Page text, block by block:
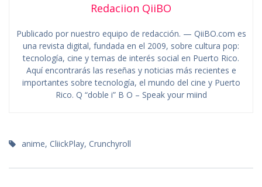
Redaciion QiiBO
Publicado por nuestro equipo de redacción. — QiiBO.com es
una revista digital, fundada en el 2009, sobre cultura pop:
tecnología, cine y temas de interés social en Puerto Rico.
Aquí encontrarás las reseñas y noticias más recientes e
importantes sobre tecnología, el mundo del cine y Puerto
Rico. Q “doble i” B O – Speak your miind
anime, CliickPlay, Crunchyroll